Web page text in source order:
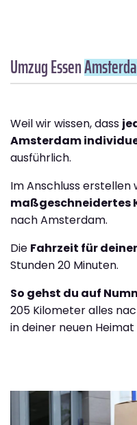
Umzug Essen
Weil wir wissen, dass
Amsterdam
ausführlich.
Im Anschluss erstellen
maßgeschneidertes
nach Amsterdam.
Die Fahrzeit für
Stunden 20 Minuten.
So gehst du auf
205 Kilometer alles
in deiner neuen Heimat